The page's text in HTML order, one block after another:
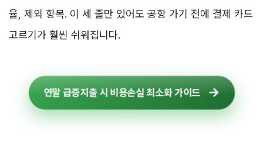
율, 제외 항목. 이 세 줄만 있어도 공항 가기 전에 결제 카드
고르기가 훨씬 쉬워집니다.
연말 급증지출 시 비용손실 최소화 가이드